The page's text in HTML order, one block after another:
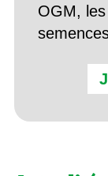
OGM,